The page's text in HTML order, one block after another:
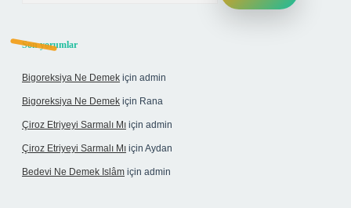
Son yorumlar
Bigoreksiya Ne Demek için admin
Bigoreksiya Ne Demek için Rana
Çiroz Etriyeyi Sarmalı Mı için admin
Çiroz Etriyeyi Sarmalı Mı için Aydan
Bedevi Ne Demek Islâm için admin